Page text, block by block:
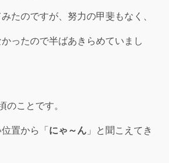
たのですが、努力の甲斐もなく、
ったので半ばあきらめていまし
のことです。
置から「 にゃ～ん 」と聞こえてき